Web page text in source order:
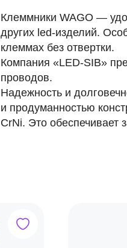
Клеммники WAGO —
других led-изделий.
клеммах без отвертки.
Компания «LED-SIB»
проводов.
Надежность и
и продуманностью
CrNi. Это обеспечивает